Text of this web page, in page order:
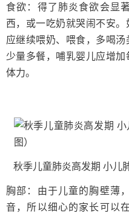
食欲：得了肺炎食欲会显
西，或一吃奶就哭闹不安。
应继续喂奶、喂食，多喝
少量多餐，哺乳婴儿应增
体力。
秋季儿童肺炎高发期 小儿
胸部：由于儿童的胸壁薄
音，所以细心的家长可以